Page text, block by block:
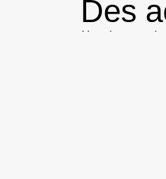
Des
L’un des